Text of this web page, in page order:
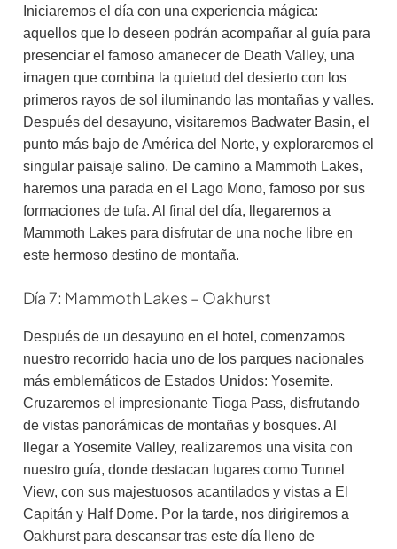
Iniciaremos el día con una experiencia mágica:
aquellos que lo deseen podrán acompañar al guía para
presenciar el famoso amanecer de Death Valley, una
imagen que combina la quietud del desierto con los
primeros rayos de sol iluminando las montañas y valles.
Después del desayuno, visitaremos Badwater Basin, el
punto más bajo de América del Norte, y exploraremos el
singular paisaje salino. De camino a Mammoth Lakes,
haremos una parada en el Lago Mono, famoso por sus
formaciones de tufa. Al final del día, llegaremos a
Mammoth Lakes para disfrutar de una noche libre en
este hermoso destino de montaña.
Día 7: Mammoth Lakes – Oakhurst
Después de un desayuno en el hotel, comenzamos
nuestro recorrido hacia uno de los parques nacionales
más emblemáticos de Estados Unidos: Yosemite.
Cruzaremos el impresionante Tioga Pass, disfrutando
de vistas panorámicas de montañas y bosques. Al
llegar a Yosemite Valley, realizaremos una visita con
nuestro guía, donde destacan lugares como Tunnel
View, con sus majestuosos acantilados y vistas a El
Capitán y Half Dome. Por la tarde, nos dirigiremos a
Oakhurst para descansar tras este día lleno de